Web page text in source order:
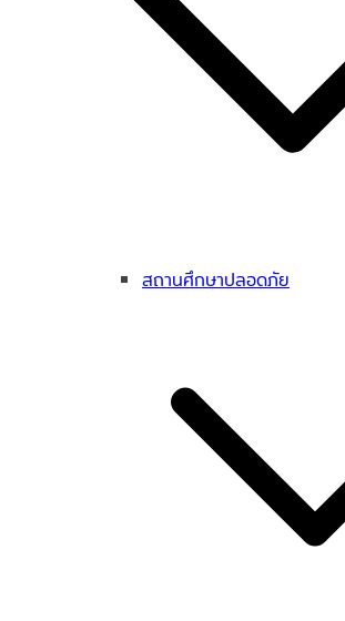
สถานศึกษาปลอดภัย